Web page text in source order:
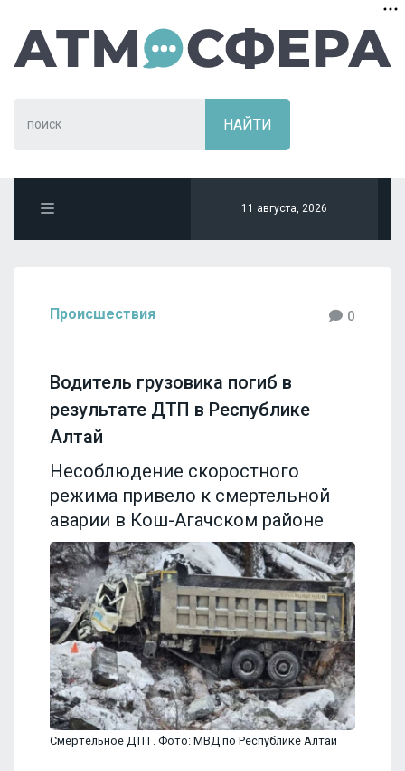
11 августа, 2026
Происшествия 0
Водитель грузовика погиб в
результате ДТП в Республике
Алтай
Несоблюдение скоростного
режима привело к смертельной
аварии в Кош-Агачском районе
Смертельное ДТП . Фото: МВД по Республике Алтай